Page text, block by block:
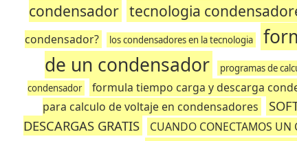
condensador tecnologia
condensador?
los condensadores en la tecnologia
de un condensador
programas de
condensador
formula tiempo carga y descarga
para calculo de voltaje en condensadores
DESCARGAS GRATIS
CUANDO CONECTAMOS UN